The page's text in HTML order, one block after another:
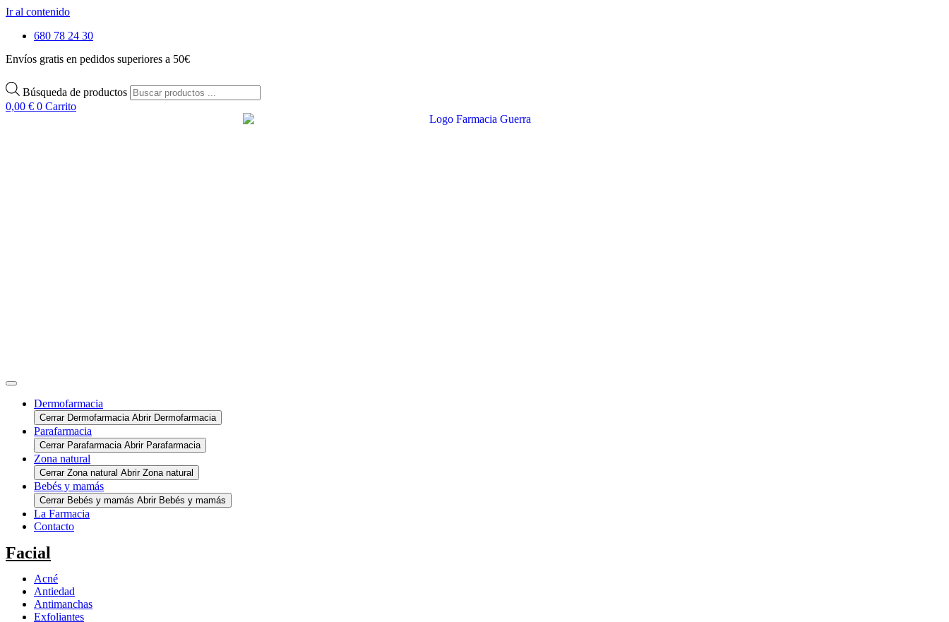
Ir al contenido
680 78 24 30
Envíos gratis en pedidos superiores a 50€
Búsqueda de productos
0,00 € 0 Carrito
Dermofarmacia
Cerrar Dermofarmacia Abrir Dermofarmacia
Parafarmacia
Cerrar Parafarmacia Abrir Parafarmacia
Zona natural
Cerrar Zona natural Abrir Zona natural
Bebés y mamás
Cerrar Bebés y mamás Abrir Bebés y mamás
La Farmacia
Contacto
Facial
Acné
Antiedad
Antimanchas
Exfoliantes